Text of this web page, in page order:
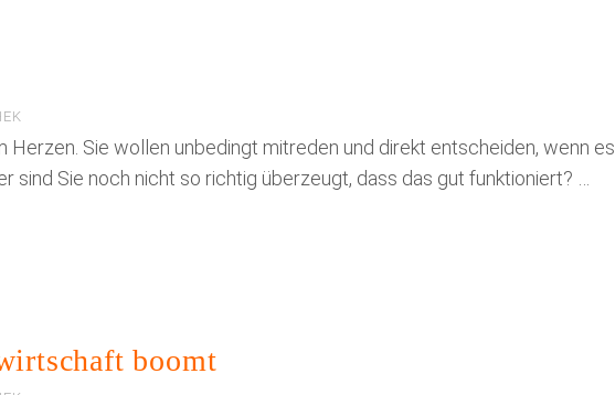
Herzen. Sie wollen unbedingt mitreden und direkt entscheiden, wenn es
sind Sie noch nicht so richtig überzeugt, dass das gut funktioniert? …
boomt